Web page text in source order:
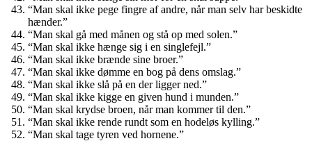
“Man skal ikke pege fingre af andre, når man selv har beskidte
hænder.”
“Man skal gå med månen og stå op med solen.”
“Man skal ikke hænge sig i en singlefejl.”
“Man skal ikke brænde sine broer.”
“Man skal ikke dømme en bog på dens omslag.”
“Man skal ikke slå på en der ligger ned.”
“Man skal ikke kigge en given hund i munden.”
“Man skal krydse broen, når man kommer til den.”
“Man skal ikke rende rundt som en hodeløs kylling.”
“Man skal tage tyren ved hornene.”